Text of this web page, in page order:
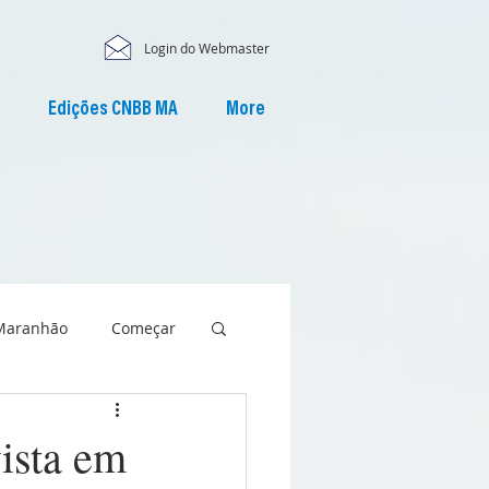
Login do Webmaster
Edições CNBB MA More
Começar
em